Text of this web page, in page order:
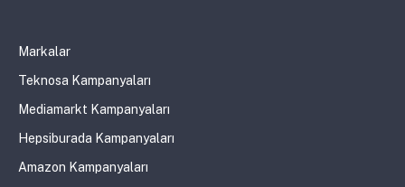
Markalar
Teknosa Kampanyaları
Mediamarkt Kampanyaları
Hepsiburada Kampanyaları
Amazon Kampanyaları